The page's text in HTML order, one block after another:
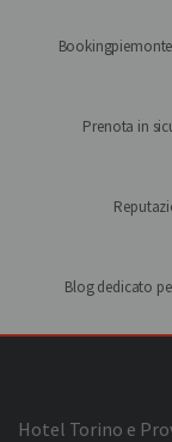
Prenota in
Blog dedicato
Hotel Torino e